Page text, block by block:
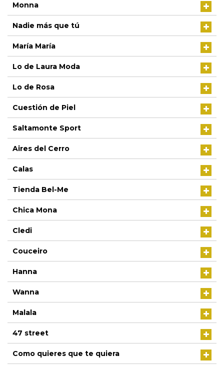
Monna
Nadie más que tú
María María
Lo de Laura Moda
Lo de Rosa
Cuestión de Piel
Saltamonte Sport
Aires del Cerro
Calas
Tienda Bel-Me
Chica Mona
Cledi
Couceiro
Hanna
Wanna
Malala
47 street
Como quieres que te quiera